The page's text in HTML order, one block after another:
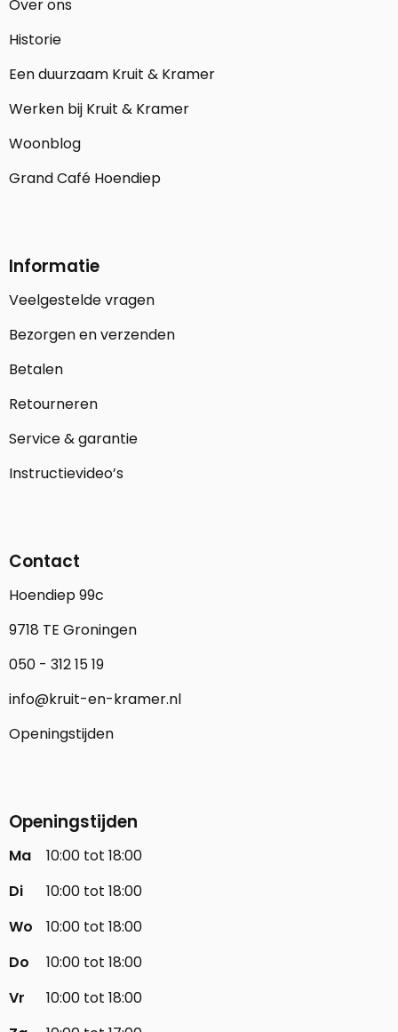
Over ons
Historie
Een duurzaam Kruit & Kramer
Werken bij Kruit & Kramer
Woonblog
Grand Café Hoendiep
Informatie
Veelgestelde vragen
Bezorgen en verzenden
Betalen
Retourneren
Service & garantie
Instructievideo’s
Contact
Hoendiep 99c
9718 TE Groningen
050 - 312 15 19
info@kruit-en-kramer.nl
Openingstijden
Openingstijden
Ma
10:00 tot 18:00
Di
10:00 tot 18:00
Wo
10:00 tot 18:00
Do
10:00 tot 18:00
Vr
10:00 tot 18:00